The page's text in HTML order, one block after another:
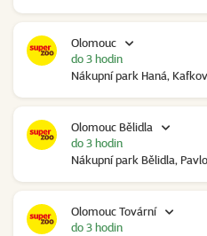
Olomouc
Nákupní park Haná,
do 3 hodin
Olomouc Bělidla
Nákupní park Bělidla,
do 3 hodin
Olomouc Tovární
do 3 hodin